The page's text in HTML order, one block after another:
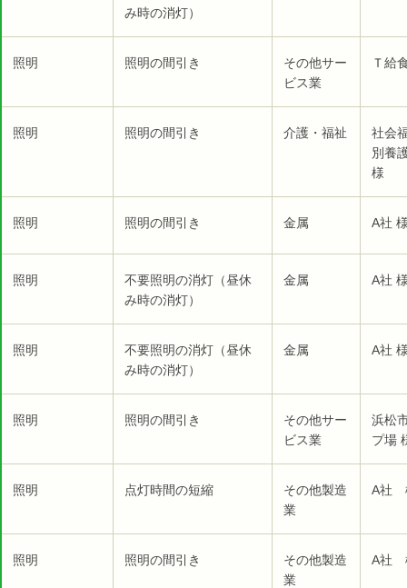
み時の消灯）
照明 照明の間引き
その他サー
ビス業
Ｔ給
照明 照明の間引き 介護・福祉
社会
別養
様
照明 照明の間引き 金属 A社
照明
不要照明の消灯（昼休
み時の消灯）
金属 A社
照明
不要照明の消灯（昼休
み時の消灯）
金属 A社
照明 照明の間引き
その他サー
ビス業
浜松
プ場
照明 点灯時間の短縮
その他製造
業
A社
照明 照明の間引き
その他製造
業
A社